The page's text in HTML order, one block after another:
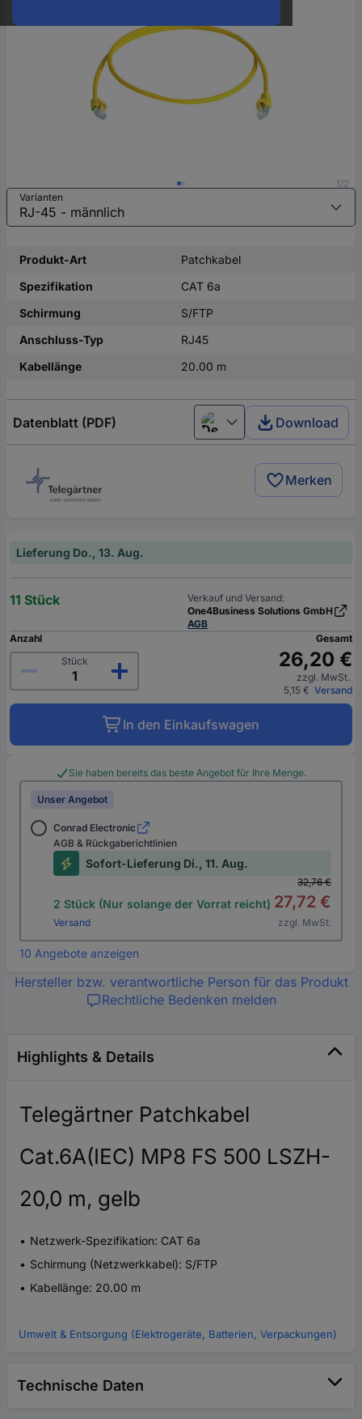
1/2
Varianten
Produkt-Art
Patchkabel
Spezifikation
CAT 6a
Schirmung
S/FTP
Anschluss-Typ
RJ45
Kabellänge
20.00 m
Datenblatt (PDF) Deutsch (Deutschland)
Download
Merken
Lieferung Do., 13. Aug.
11 Stück
Verkauf und Versand:
One4Business Solutions GmbH
AGB
Anzahl
Stück
Gesamt
26,20 €
zzgl. MwSt.
5,15 € Versand
In den Einkaufswagen
Sie haben bereits das beste Angebot für Ihre Menge.
Unser Angebot
Conrad Electronic
AGB & Rückgaberichtlinien
Sofort-Lieferung Di., 11. Aug.
2 Stück (Nur solange der Vorrat reicht)
Versand
32,76 €
27,72 €
zzgl. MwSt.
10 Angebote anzeigen
Hersteller bzw. verantwortliche Person für das Produkt
Rechtliche Bedenken melden
Highlights & Details
Telegärtner Patchkabel
Cat.6A(IEC) MP8 FS 500 LSZH-
20,0 m, gelb
Netzwerk-Spezifikation: CAT 6a
Schirmung (Netzwerkkabel): S/FTP
Kabellänge: 20.00 m
Umwelt & Entsorgung (Elektrogeräte, Batterien, Verpackungen)
Technische Daten